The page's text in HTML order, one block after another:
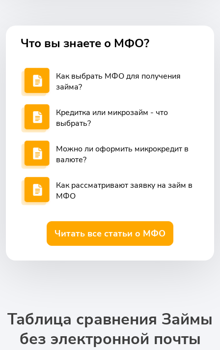
Что вы знаете о МФО?
Как выбрать МФО для получения
займа?
Кредитка или микрозайм - что
выбрать?
Можно ли оформить микрокредит в
валюте?
Как рассматривают заявку на займ в
МФО
Читать все статьи о МФО
Таблица сравнения Займы
без электронной почты